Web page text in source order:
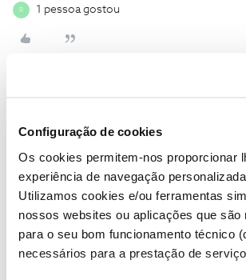
Configuração de cookies
Os cookies permitem-nos proporcionar
experiência de navegação
Utilizamos cookies e/ou ferramentas
nossos websites ou aplicações que são
para o seu bom funcionamento técnico
necessários para a prestação de
R 1 pessoa gostou
@Renato Gomes ,
Seria possível efetuar uma reposição de
favor?
Obrigada
Ajude a comunidade a encontrar informação